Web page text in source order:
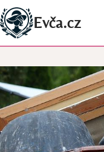
Přeskočit
na
obsah
Evča.cz